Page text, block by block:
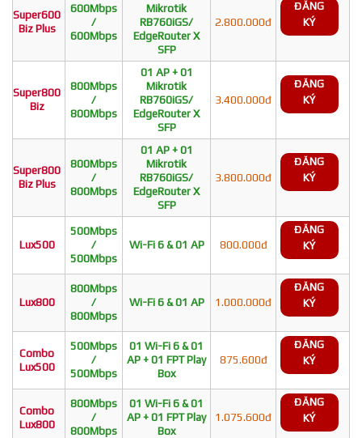
Super600
Biz Plus
600Mbps
/
600Mbps
Mikrotik
RB760iGS/
EdgeRouter X
SFP
2.800.000đ
ĐĂNG
KÝ
Super800
Biz
800Mbps
/
800Mbps
01 AP + 01
Mikrotik
RB760iGS/
EdgeRouter X
SFP
3.400.000đ
ĐĂNG
KÝ
Super800
Biz Plus
800Mbps
/
800Mbps
01 AP + 01
Mikrotik
RB760iGS/
EdgeRouter X
SFP
3.800.000đ
ĐĂNG
KÝ
Lux500
500Mbps
/
500Mbps
Wi-Fi 6 & 01 AP 800.000đ
ĐĂNG
KÝ
Lux800
800Mbps
/
800Mbps
Wi-Fi 6 & 01 AP 1.000.000đ
ĐĂNG
KÝ
Combo
Lux500
500Mbps
/
500Mbps
01 Wi-Fi 6 & 01
AP + 01 FPT Play
Box
875.600đ
ĐĂNG
KÝ
Combo
Lux800
800Mbps
/
800Mbps
01 Wi-Fi 6 & 01
AP + 01 FPT Play
Box
1.075.600đ
ĐĂNG
KÝ